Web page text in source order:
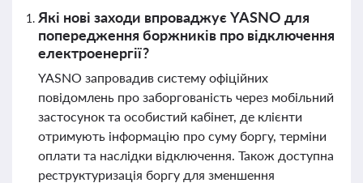
Які нові заходи впроваджує YASNO для
попередження боржників про відключення
електроенергії?
YASNO запровадив систему офіційних
повідомлень про заборгованість через мобільний
застосунок та особистий кабінет, де клієнти
отримують інформацію про суму боргу, терміни
оплати та наслідки відключення. Також доступна
реструктуризація боргу для зменшення